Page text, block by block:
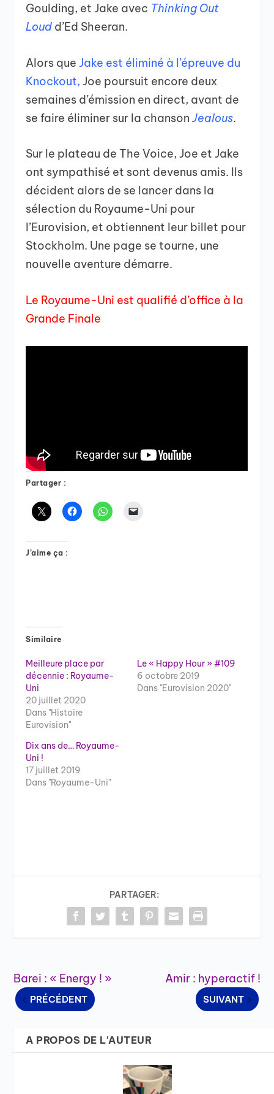
Goulding, et Jake avec Thinking Out
Loud d’Ed Sheeran.
Alors queJake est éliminé à l’épreuve du
Knockout, Joe poursuit encore deux
semaines d’émission en direct, avant de
se faire éliminer sur la chansonJealous.
Sur le plateau de The Voice, Joe et Jake
ont sympathisé et sont devenus amis. Ils
décident alors de se lancer dans la
sélection du Royaume-Uni pour
l’Eurovision, et obtiennent leur billet pour
Stockholm. Une page se tourne, une
nouvelle aventure démarre.
Le Royaume-Uni est qualifié d’office à la
Grande Finale
Partager :
J’aime ça :
Similaire
Meilleure place par
décennie : Royaume-
Uni
20 juillet 2020
Dans "Histoire
Eurovision"
Le « Happy Hour » #109
6 octobre 2019
Dans "Eurovision 2020"
Dix ans de… Royaume-
Uni !
17 juillet 2019
Dans "Royaume-Uni"
PARTAGER:
Barei : « Energy ! »
PRÉCÉDENT
Amir : hyperactif !
SUIVANT
A PROPOS DE L'AUTEUR